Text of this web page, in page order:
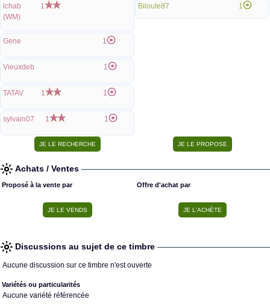
lchab
(WM)
1
Gene 1
Vieuxdeb 1
TATAV 1 1
sylvain07 1 1
Biloute87 1
Achats / Ventes
Proposé à la vente par Offre d'achat par
Discussions au sujet de ce timbre
Aucune discussion sur ce timbre n'est ouverte
Variétés ou particularités
Aucune variété référencée